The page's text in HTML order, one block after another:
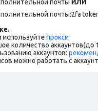
почты ИЛИ
почты:2fa
используйте прокси
количество аккаунтов(до
аккаунтов:
можно работать с